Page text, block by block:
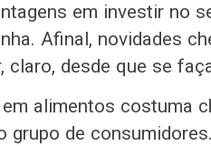
em investir no
Afinal, novidades
claro, desde que se
alimentos costuma
grupo de